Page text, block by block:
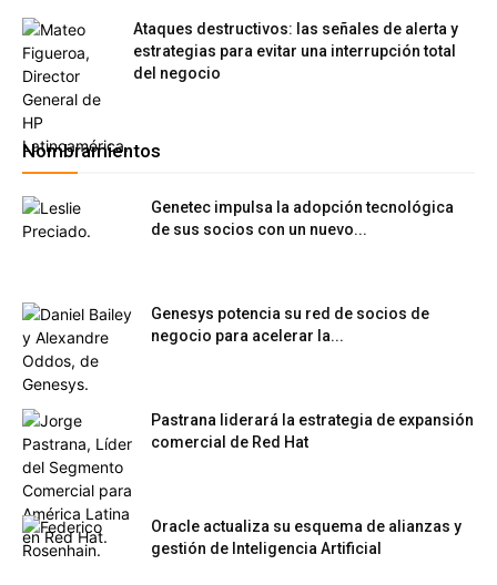
Ataques destructivos: las señales de alerta y
estrategias para evitar una interrupción total
del negocio
Nombramientos
Genetec impulsa la adopción tecnológica
de sus socios con un nuevo...
Genesys potencia su red de socios de
negocio para acelerar la...
Pastrana liderará la estrategia de expansión
comercial de Red Hat
Oracle actualiza su esquema de alianzas y
gestión de Inteligencia Artificial